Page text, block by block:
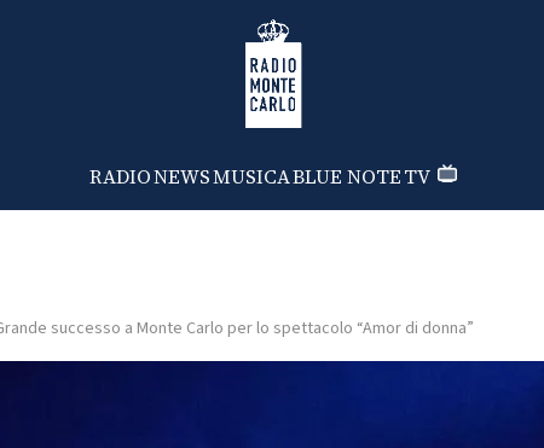
Radio Monte Carlo
RADIONEWSMUSICABLUE NOTETV
successo a Monte Carlo per lo spettacolo “Amor di donna”